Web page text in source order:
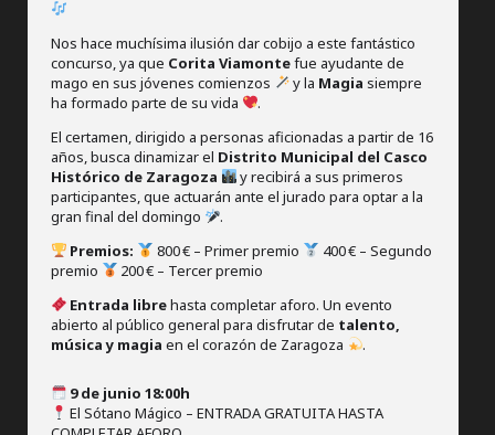
Nos hace muchísima ilusión dar cobijo a este fantástico
concurso, ya que Corita Viamontefue ayudante de
mago en sus jóvenes comienzos
y la Magia siempre
ha formado parte de su vida
.
El certamen, dirigido a personas aficionadas a partir de 16
años, busca dinamizar el Distrito Municipal del Casco
Histórico de Zaragoza
y recibirá a sus primeros
participantes, que actuarán ante el jurado para optar a la
gran final del domingo
.
Premios:
800 € – Primer premio
400 € – Segundo
premio
200 € – Tercer premio
Entrada librehasta completar aforo. Un evento
abierto al público general para disfrutar de talento,
música y magia en el corazón de Zaragoza .
9 de junio 18:00h
El Sótano Mágico – ENTRADA GRATUITA HASTA